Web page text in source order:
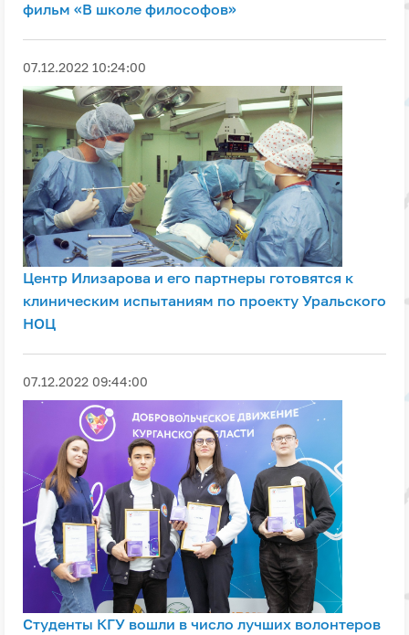
фильм «В школе философов»
07.12.2022 10:24:00
Центр Илизарова и его партнеры готовятся к
клиническим испытаниям по проекту Уральского
НОЦ
07.12.2022 09:44:00
Студенты КГУ вошли в число лучших волонтеров